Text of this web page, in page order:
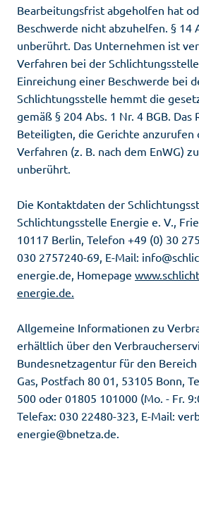
Bearbeitungsfrist abgeholfen hat
Beschwerde nicht abzuhelfen. § 14
unberührt. Das Unternehmen ist
Verfahren bei der
Einreichung einer Beschwerde bei
Schlichtungsstelle hemmt die
gemäß § 204 Abs. 1 Nr. 4 BGB. Das
Beteiligten, die Gerichte anzurufen
Verfahren (z. B. nach dem EnWG)
unberührt.
Die Kontaktdaten der
Schlichtungsstelle Energie e. V.,
10117 Berlin, Telefon +49 (0) 30
030 2757240-69, E-Mail:
energie.de, Homepage
energie.de.
Allgemeine Informationen zu
erhältlich über den
Bundesnetzagentur für den
Gas, Postfach 80 01, 53105 Bonn,
500 oder 01805 101000 (Mo. - Fr.
Telefax: 030 22480-323, E-Mail:
energie@bnetza.de.